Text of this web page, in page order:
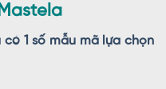
có 1 số mẫu mã lựa chọn